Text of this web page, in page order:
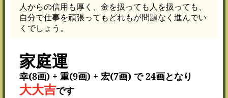
人からの信用も厚く、金を扱っても人を扱っても、
自分で仕事を頑張ってもどれもが問題なく進んでい
くでしょう。
家庭運
幸(8画) + 重(9画) + 宏(7画) で 24画となり
大大吉です